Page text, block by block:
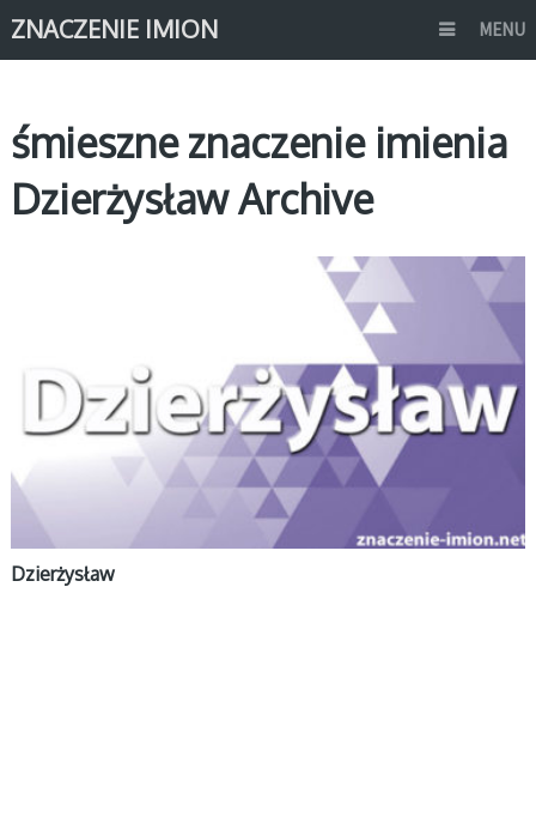
ZNACZENIE IMION MENU
śmieszne znaczenie imienia
Dzierżysław Archive
Dzierżysław